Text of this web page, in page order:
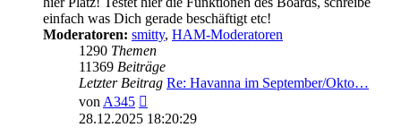
einfach was Dich gerade beschäftigt etc!
Moderatoren: smitty, HAM-Moderatoren
1290 Themen
11369 Beiträge
Letzter Beitrag Re: Havanna im September/Okto…
vonA345
Beitrag
28.12.2025 18:20:29